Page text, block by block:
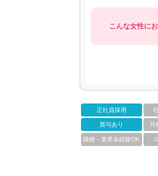
こんな女性に
正社員採用
賞与あり 月
職種・業界未経験OK